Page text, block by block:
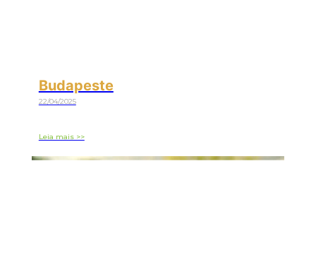
Budapeste
22/04/2025
Leia mais >>